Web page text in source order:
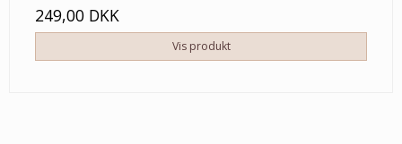
249,00 DKK
Vis produkt